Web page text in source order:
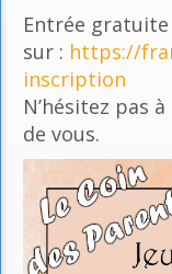
Entrée
sur : https://
inscription
N’hésitez pas
de vous.